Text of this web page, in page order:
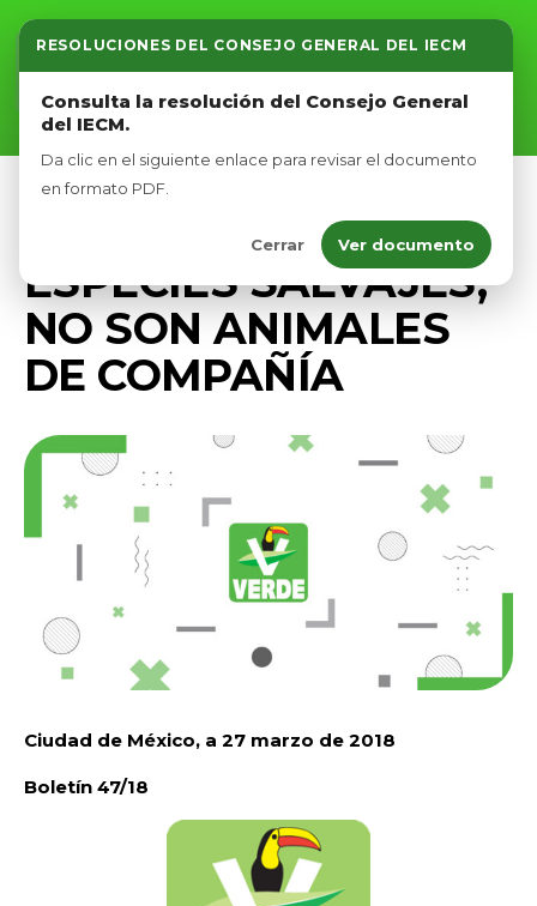
RESOLUCIONES DEL CONSEJO GENERAL DEL IECM
Consulta la resolución del Consejo General
del IECM.
Da clic en el siguiente enlace para revisar el documento
en formato PDF.
Cerrar Ver documento
Inicio
Nosotros
Afíliate
ESPECIES SALVAJES,
NO SON ANIMALES
DE COMPAÑÍA
Ciudad de México, a 27 marzo de 2018
Boletín 47/18